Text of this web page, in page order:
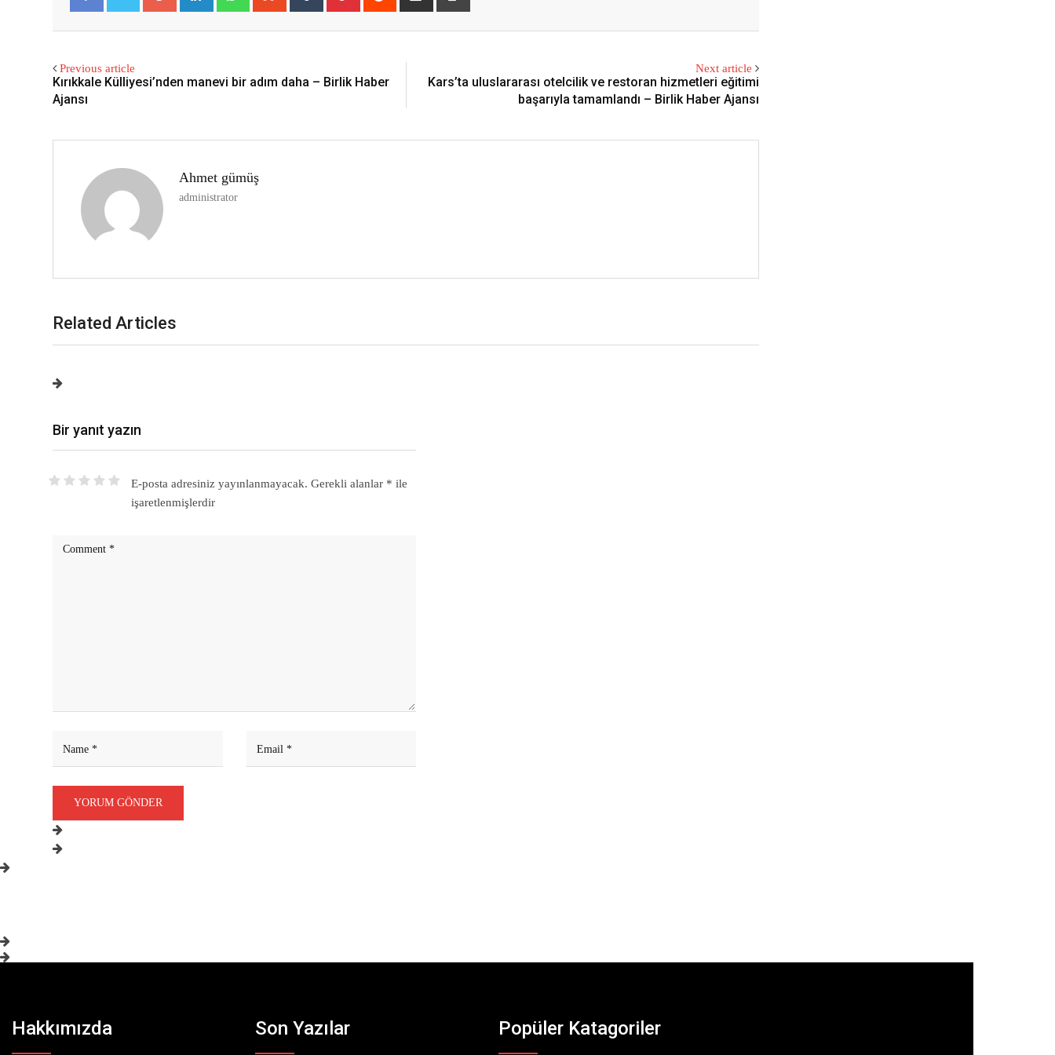
Email
Previous article
Kırıkkale Külliyesi’nden manevi bir adım daha – Birlik Haber
Ajansı
Next article
Kars’ta uluslararası otelcilik ve restoran hizmetleri eğitimi
başarıyla tamamlandı – Birlik Haber Ajansı
Ahmet gümüş
administrator
Related Articles
Bir yanıt yazın
E-posta adresiniz yayınlanmayacak. Gerekli alanlar * ile
işaretlenmişlerdir
Hakkımızda Son Yazılar Popüler Katagoriler